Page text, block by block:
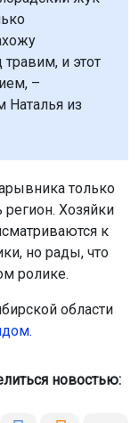
и этот
–
Наталья из
только
Хозяйки
к
но рады, что
ролике.
области
новостью: